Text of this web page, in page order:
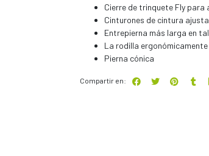
Cierre de trinquete Fly para
Cinturones de cintura
Entrepierna más larga en
La rodilla
Pierna cónica
Compartir en: